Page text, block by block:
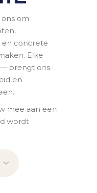
om
concrete
Elke
brengt ons
en
mee aan een
wordt